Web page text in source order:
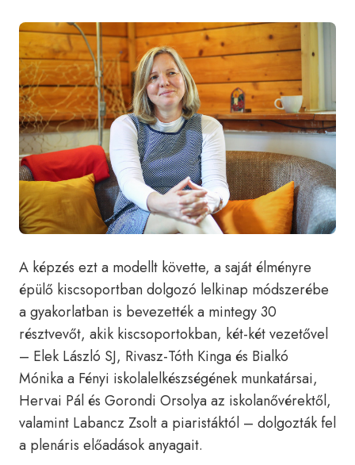
A képzés ezt a modellt követte, a saját élményre
épülő kiscsoportban dolgozó lelkinap módszerébe
a gyakorlatban is bevezették a mintegy 30
résztvevőt, akik kiscsoportokban, két-két vezetővel
– Elek László SJ, Rivasz-Tóth Kinga és Bialkó
Mónika a Fényi iskolalelkészségének munkatársai,
Hervai Pál és Gorondi Orsolya az iskolanővérektől,
valamint Labancz Zsolt a piaristáktól – dolgozták fel
a plenáris előadások anyagait.